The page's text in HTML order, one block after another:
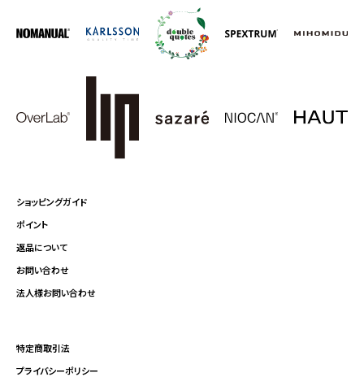
ショッピングガイド
ポイント
返品について
お問い合わせ
法人様お問い合わせ
特定商取引法
プライバシーポリシー